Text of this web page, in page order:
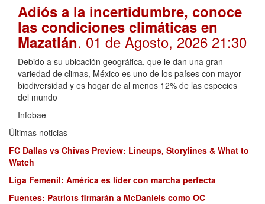
Adiós a la incertidumbre, conoce
las condiciones climáticas en
Mazatlán. 01 de Agosto, 2026 21:30
Debido a su ubicación geográfica, que le dan una gran
variedad de climas, México es uno de los países con mayor
biodiversidad y es hogar de al menos 12% de las especies
del mundo
Infobae
Últimas noticias
FC Dallas vs Chivas Preview: Lineups, Storylines & What to
Watch
Liga Femenil: América es líder con marcha perfecta
Fuentes: Patriots firmarán a McDaniels como OC